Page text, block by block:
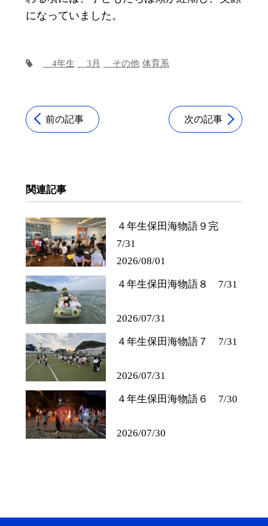
になっていました。
4年生 3月 その他 体育系
前の記事 次の記事
関連記事
４年生保田海物語９完
7/31
2026/08/01
４年生保田海物語８ 7/31
2026/07/31
４年生保田海物語７ 7/31
2026/07/31
４年生保田海物語６ 7/30
2026/07/30